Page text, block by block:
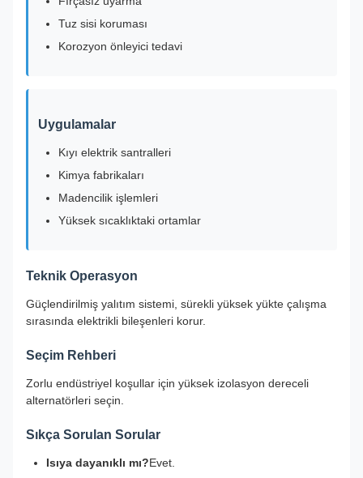
Tuz sisi koruması
Korozyon önleyici tedavi
Uygulamalar
Kıyı elektrik santralleri
Kimya fabrikaları
Madencilik işlemleri
Yüksek sıcaklıktaki ortamlar
Teknik Operasyon
Güçlendirilmiş yalıtım sistemi, sürekli yüksek yükte çalışma
sırasında elektrikli bileşenleri korur.
Seçim Rehberi
Zorlu endüstriyel koşullar için yüksek izolasyon dereceli
alternatörleri seçin.
Sıkça Sorulan Sorular
Isıya dayanıklı mı?Evet.